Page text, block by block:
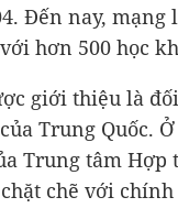
Đến nay,
hơn 500 học
giới thiệu là
Trung Quốc.
Trung tâm Hợp
chẽ với chính